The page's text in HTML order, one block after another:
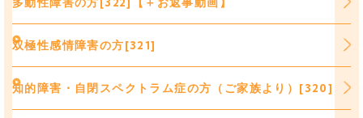
双極性感情障害の方[321]
知的障害・自閉スペクトラム症の方（ご家族より）[320]